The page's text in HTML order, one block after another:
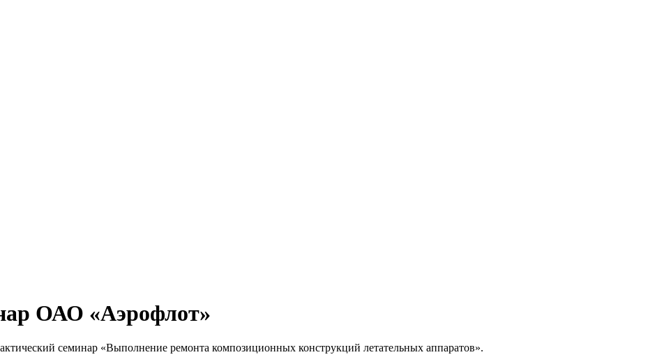
ОАО «Аэрофлот»
семинар «Выполнение ремонта композиционных конструкций летательных аппаратов».